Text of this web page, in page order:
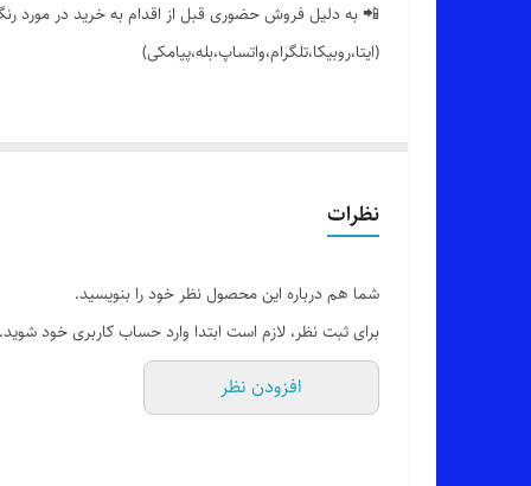
📲 به دلیل فروش حضوری قبل از اقدام به خرید در مورد
(ایتا،روبیکا،تلگرام،واتساپ،بله،پیامکی)
👌 جنسش: پشمی پنبه گرم بالا و فوق العاده با کیفیت
✂️ سایز بندیش: فری سایزه مناسب 40_42 تا 46_48
نظرات
شما هم درباره این محصول نظر خود را بنویسید.
برای ثبت نظر، لازم است ابتدا وارد حساب کاربری خود شوید.
افزودن نظر